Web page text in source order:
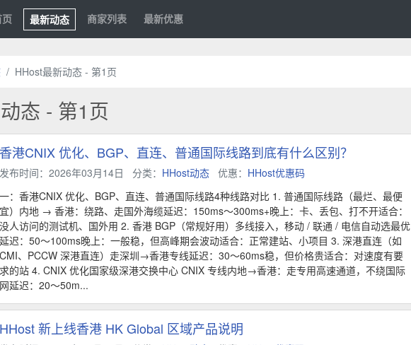
最新动态 商家列表 最新优惠
HHost最新动态 - 第1页
态 - 第1页
香港CNIX 优化、BGP、直连、普通国际线路到底有什么区别？
发布时间：2026年03月14日 分类： HHost动态 优惠： HHost优惠码
一：香港CNIX 优化、BGP、直连、普通国际线路4种线路对比 1. 普通国际线路（最烂、最便
宜）内地 → 香港：绕路、走国外海缆延迟：150ms～300ms+晚上：卡、丢包、打不开适合：
没人访问的测试机、国外用 2. 香港 BGP（常规好用）多线接入，移动 / 联通 / 电信自动选最优
延迟：50～100ms晚上：一般稳，但高峰期会波动适合：正常建站、小项目 3. 深港直连（如
CMI、PCCW 深港直连）走深圳→香港专线延迟：30～60ms稳，但价格贵适合：对速度有要
求的站 4. CNIX 优化国家级深港交换中心 CNIX 专线内地→香港：走专用高速通道，不绕国际
网延迟：20～50m...
HHost 新上线香港 HK Global 区域产品说明